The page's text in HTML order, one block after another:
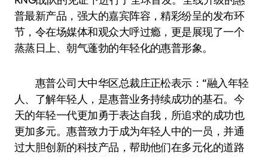
普最新产品，强大的嘉宾阵容，精彩纷呈的发布环
节，令在场媒体和观众大呼过瘾，更是展现了一个
蒸蒸日上、朝气蓬勃的年轻化的惠普形象。
惠普公司大中华区总裁庄正松表示：“融入年轻
人、了解年轻人，是惠普业务持续成功的基石。今
天的年轻一代更加勇于表达自我，所追求的成功也
更加多元。惠普致力于成为年轻人中的一员，并通
过大胆创新的科技产品，帮助他们在多元化的道路